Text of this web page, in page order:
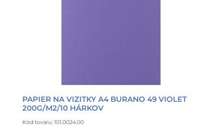
PAPIER NA VIZITKY A4 BURANO 49 VIOLET
200G/M2/10 HÁRKOV
Kód tovaru: 101.0024.00